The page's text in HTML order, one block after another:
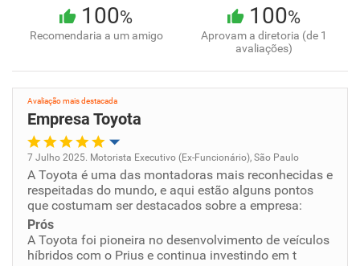
100%
Recomendaria a um amigo
100%
Aprovam a diretoria (de 1
avaliações)
Avaliação mais destacada
Empresa Toyota
Oportunidade de promoção
Conciliação com a vida familiar
7 Julho 2025. Motorista Executivo (Ex-Funcionário), São Paulo
A Toyota é uma das montadoras mais reconhecidas e
respeitadas do mundo, e aqui estão alguns pontos
que costumam ser destacados sobre a empresa:
Prós
A Toyota foi pioneira no desenvolvimento de veículos
híbridos com o Prius e continua investindo em t